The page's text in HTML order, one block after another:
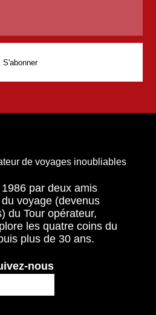
par deux amis
voyage (devenus
du Tour opérateur,
les quatre coins du
plus de 30 ans.
nous